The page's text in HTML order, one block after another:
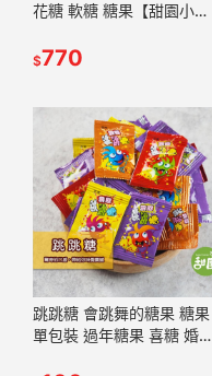
花糖 軟糖 糖果【甜園小
$770
跳跳糖 會跳舞的糖果 糖果
單包裝 過年糖果 喜糖 婚禮